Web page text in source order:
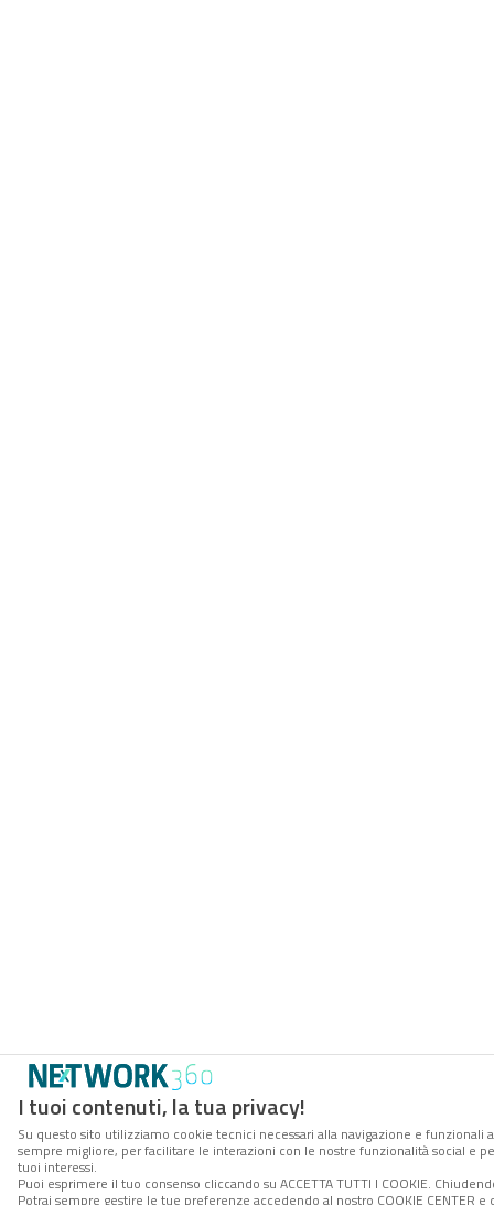
I tuoi contenuti, la tua privacy!
Su questo sito utilizziamo cookie tecnici necessari alla navigazione e
sempre migliore, per facilitare le interazioni con le nostre funzionalità social e
tuoi interessi.
Puoi esprimere il tuo consenso cliccando su ACCETTA TUTTI I COOKIE.
Potrai sempre gestire le tue preferenze accedendo al nostro COOKIE